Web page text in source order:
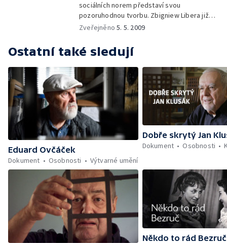
sociálních norem představí svou
pozoruhodnou tvorbu. Zbigniew Libera již
několik let žije částečně v Praze
pedagog na AVU.
Zveřejněno5. 5. 2009
Ostatní také sledují
Eduard Ovčáček
Dokument
Osobnosti Výtvarné umění
Dobře skrytý Jan
Dokument
Osobnosti
Někdo to rád Bezruč